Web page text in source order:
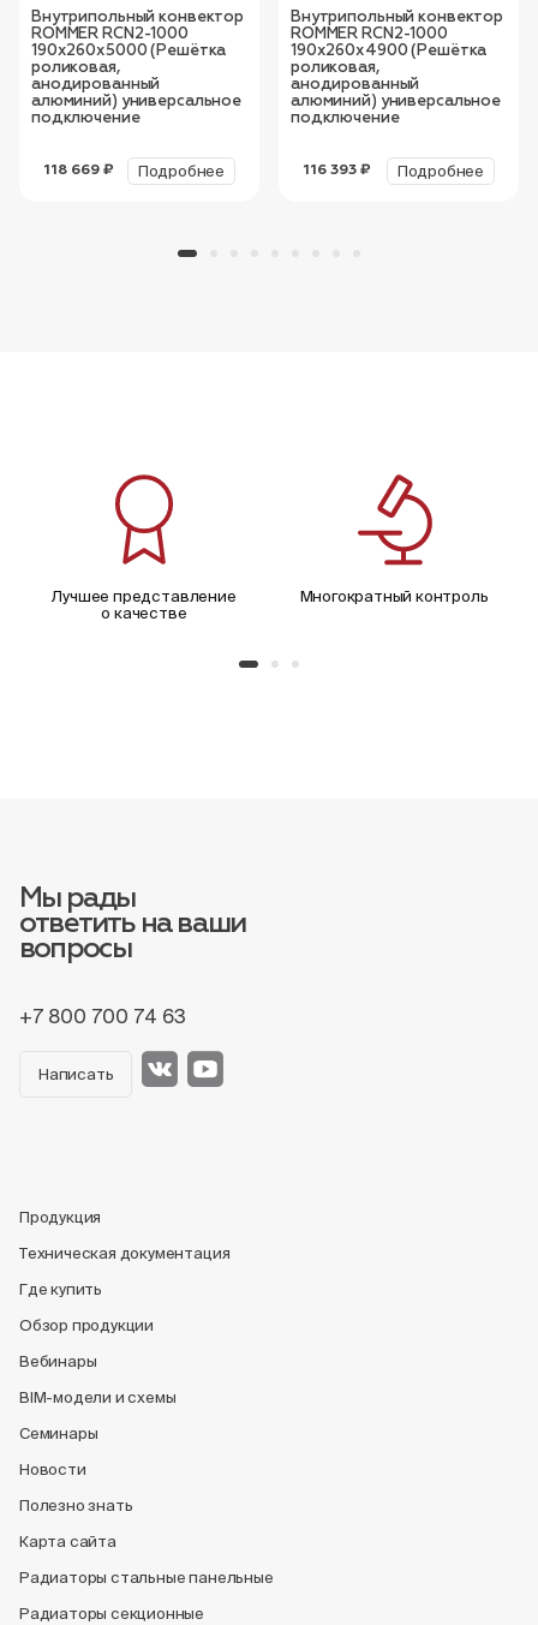
Внутрипольный конвектор
ROMMER RCN2-1000
190х260х5000 (Решётка
роликовая,
анодированный
алюминий) универсальное
подключение
118 669 ₽ Подробнее
Внутрипольный конвектор
ROMMER RCN2-1000
190х260х4900 (Решётка
роликовая,
анодированный
алюминий) универсальное
подключение
116 393 ₽ Подробнее
Лучшее представление
о качестве
Многократный контроль
Мы рады
ответить на ваши
вопросы
+7 800 700 74 63
Написать
Продукция
Техническая документация
Где купить
Обзор продукции
Вебинары
BIM-модели и схемы
Семинары
Новости
Полезно знать
Карта сайта
Радиаторы стальные панельные
Радиаторы секционные